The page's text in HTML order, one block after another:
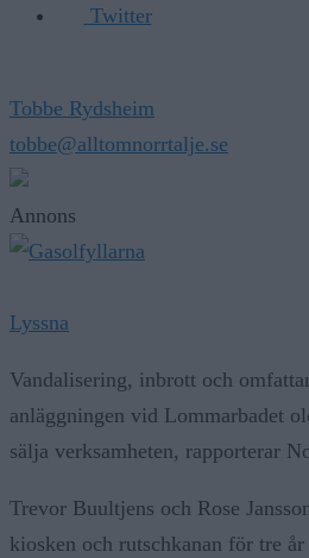
Twitter
Tobbe Rydsheim
tobbe@alltomnorrtalje.se
Annons
Lyssna
Vandalisering, inbrott och
anläggningen vid Lommarbadet
sälja verksamheten, rapporterar
Trevor Buultjens och Rose
kiosken och rutschkanan för tre